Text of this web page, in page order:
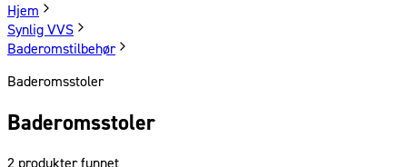
Hjem
Synlig VVS
Baderomstilbehør
Baderomsstoler
Baderomsstoler